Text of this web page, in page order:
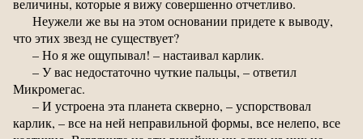
величины, которые я вижу совершенно отчетливо.
Неужели же вы на этом основании придете к выводу,
что этих звезд не существует?
– Но я же ощупывал! – настаивал карлик.
– У вас недостаточно чуткие пальцы, – ответил
Микромегас.
– И устроена эта планета скверно, – успорствовал
карлик, – все на ней неправильной формы, все нелепо, все